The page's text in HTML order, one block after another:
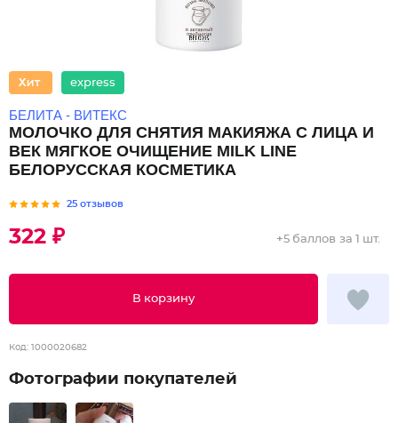
express
БЕЛИТА - ВИТЕКС
МОЛОЧКО ДЛЯ СНЯТИЯ МАКИЯЖА С ЛИЦА И
ВЕК МЯГКОЕ ОЧИЩЕНИЕ MILK LINE
БЕЛОРУССКАЯ КОСМЕТИКА
25 отзывов
322 ₽
В корзину
+5 баллов за 1 шт.
Код: 1000020682
Фотографии покупателей